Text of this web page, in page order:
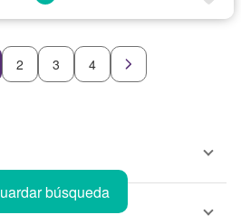
2 3 4
búsqueda